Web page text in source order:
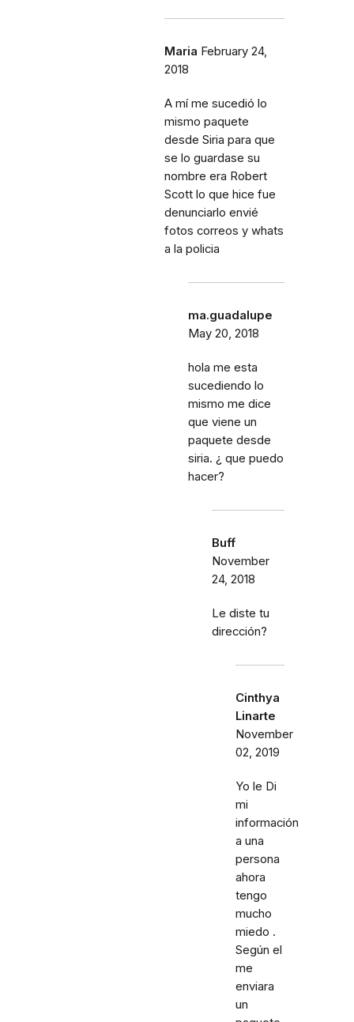
Maria February 24,
2018
A mí me sucedió lo
mismo paquete
desde Siria para que
se lo guardase su
nombre era Robert
Scott lo que hice fue
denunciarlo envié
fotos correos y whats
a la policia
ma.guadalupe
May 20, 2018
hola me esta
sucediendo lo
mismo me dice
que viene un
paquete desde
siria. ¿ que puedo
hacer?
Buff
November
24, 2018
Le diste tu
dirección?
Cinthya
Linarte
November
02, 2019
Yo le Di
mi
información
a una
persona
ahora
tengo
mucho
miedo .
Según el
me
enviara
un